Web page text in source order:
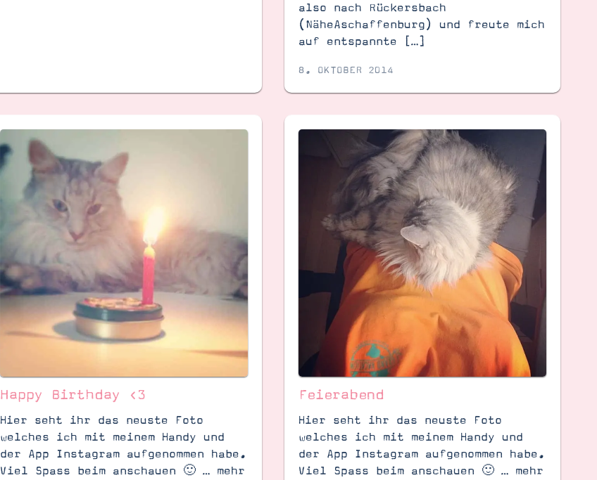
also nach Rückersbach
(NäheAschaffenburg) und freute mich
auf entspannte […]
8. OKTOBER 2014
Happy Birthday <3
Hier seht ihr das neuste Foto
welches ich mit meinem Handy und
der App Instagram aufgenommen habe.
Viel Spass beim anschauen 🙂 … mehr
Feierabend
Hier seht ihr das neuste Foto
welches ich mit meinem Handy und
der App Instagram aufgenommen habe.
Viel Spass beim anschauen 🙂 … mehr